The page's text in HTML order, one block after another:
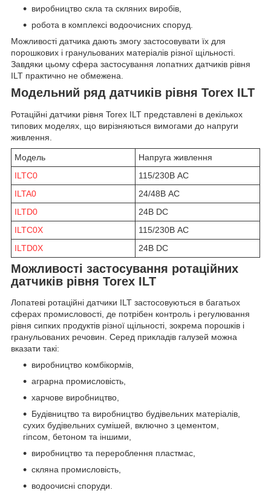
виробництво скла та скляних виробів,
робота в комплексі водоочисних споруд.
Можливості датчика дають змогу застосовувати їх для
порошкових і гранульованих матеріалів різної щільності.
Завдяки цьому сфера застосування лопатних датчиків рівня
ILT практично не обмежена.
Модельний ряд датчиків рівня Torex ILT
Ротаційні датчики рівня Torex ILT представлені в декількох
типових моделях, що вирізняються вимогами до напруги
живлення.
Модель
Напруга живлення
ILTC0
115/230В AC
ILTA0
24/48В AC
ILTD0
24В DC
ILTC0X
115/230В AC
ILTD0X
24В DC
Можливості застосування ротаційних
датчиків рівня Torex ILT
Лопатеві ротаційні датчики ILT застосовуються в багатьох
сферах промисловості, де потрібен контроль і регулювання
рівня сипких продуктів різної щільності, зокрема порошків і
гранульованих речовин. Серед прикладів галузей можна
вказати такі:
виробництво комбікормів,
аграрна промисловість,
харчове виробництво,
Будівництво та виробництво будівельних матеріалів,
сухих будівельних сумішей, включно з цементом,
гіпсом, бетоном та іншими,
виробництво та перероблення пластмас,
скляна промисловість,
водоочисні споруди.